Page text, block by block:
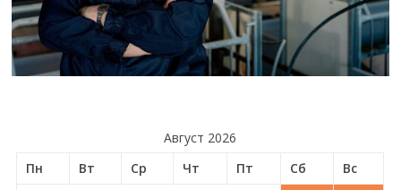
Август 2026
Пн
Вт Ср Чт Пт Сб
Вс